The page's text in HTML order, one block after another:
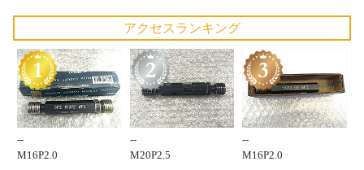
アクセスランキング
--
M16P2.0
--
M20P2.5
--
M16P2.0